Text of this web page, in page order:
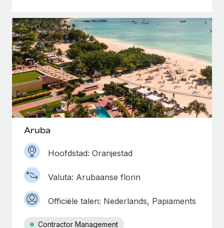
Aruba
Hoofdstad: Oranjestad
Valuta: Arubaanse florin
Officiële talen: Nederlands, Papiaments
Contractor Management